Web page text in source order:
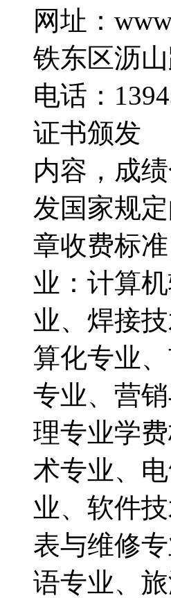
网址：
铁东区沥
电话：
证书颁发
内容，成
发国家规
章收费标
业：计算
业、焊接
算化专业
专业、营
理专业学
术专业、
业、软件
表与维修
语专业、